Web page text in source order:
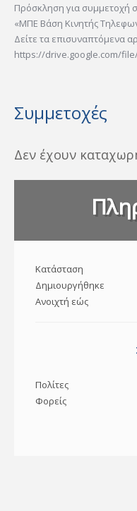
Πρόσκληση για συμμετοχή
«ΜΠΕ Βάση Κινητής
Δείτε τα επισυναπτόμενα
https://drive.google.com/
Συμμετοχές
Δεν έχουν
Κατάσταση
Δημιουργήθηκε
Ανοιχτή εώς
Πολίτες
Φορείς